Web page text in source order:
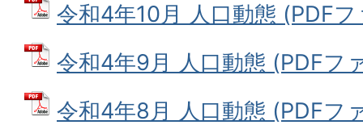
令和4年10月 人口動態 (PDF
令和4年9月 人口動態 (PDFフ
令和4年8月 人口動態 (PDFフ